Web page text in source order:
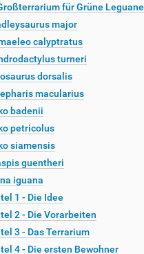
für Grüne Leguane
major
calyptratus
turneri
dorsalis
macularius
badenii
petricolus
siamensis
guentheri
iguana
1 - Die Idee
2 - Die Vorarbeiten
3 - Das Terrarium
4 - Die ersten Bewohner